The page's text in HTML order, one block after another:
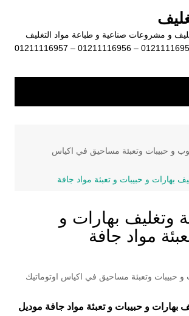
و مشروعات صناعية و طباعة مواد التغليف
01211116954 – 01211116955 – 01211116956 – 01211116957
و حبيبات وتعبئة مساحيق في اكياس
بهارات و حبيبات و تعبئة مواد جافة
وتغليف بهارات و
مواد جافة
و حبيبات وتعبئة مساحيق في اكياس اوتوماتيك
بهارات و حبيبات و تعبئة مواد جافة موديل